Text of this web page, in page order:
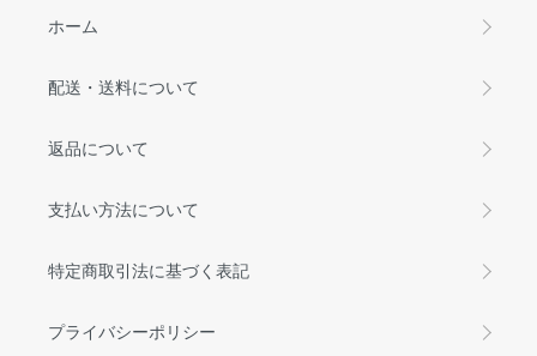
ホーム
配送・送料について
返品について
支払い方法について
特定商取引法に基づく表記
プライバシーポリシー